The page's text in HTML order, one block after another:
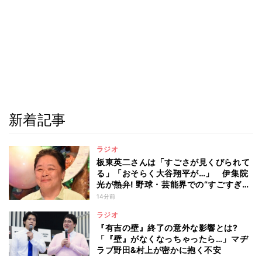
新着記事
ラジオ
板東英二さんは「すごさが見くびられて
る」「おそらく大谷翔平が…」 伊集院
光が熱弁! 野球・芸能界での“すごすぎ
る”功績
14分前
ラジオ
『有吉の壁』終了の意外な影響とは?
「『壁』がなくなっちゃったら…」マヂ
ラブ野田&村上が密かに抱く不安